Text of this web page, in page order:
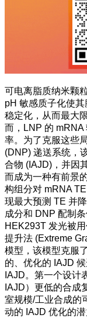
可电离脂质纳米颗
pH 敏感质子化使其
稳定化，从而最大
而，LNP 的 mRNA
率。为了克服这些
(DNP) 递送系统，
合物 (IAJD)，并因
而成为一种有前景
构组分对 mRNA
现最大预测 TE 并
成分和 DNP 配制
HEK293T 发光被
提升法 (Extreme
模型，该模型克服
的、优化的 IAJD
IAJD。第一个设计
IAJD）更低的合成
室规模/工业合成的
动的 IAJD 优化的